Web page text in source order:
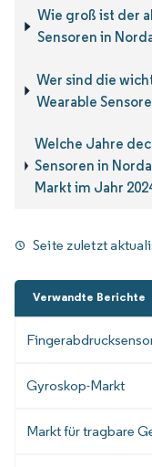
Wie groß ist der
Sensoren in
Wer sind die
Wearable
Welche Jahre
Sensoren in
Markt im Jahr
Seite zuletzt
Verwandte Berichte
Gyroskop-Markt
Markt für tragbare